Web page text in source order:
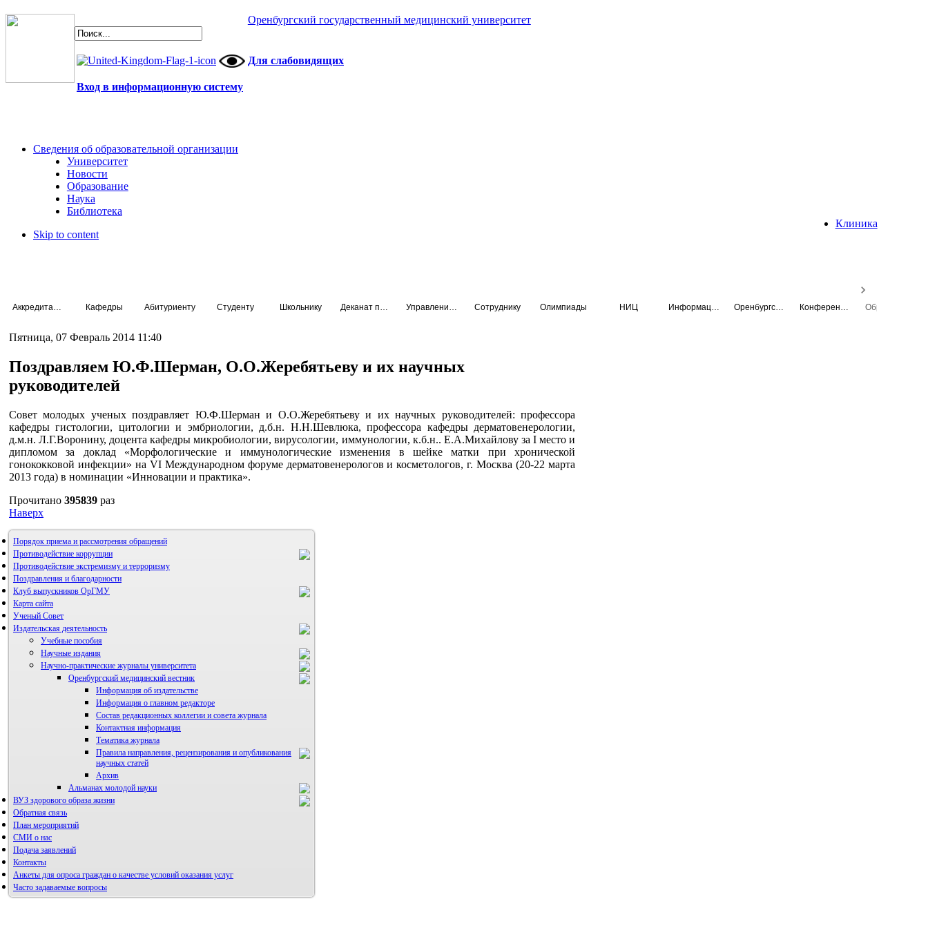
Оренбургский государственный медицинский университет
Для слабовидящих
Вход в информационную систему
Сведения об образовательной организации
Университет
Новости
Образование
Наука
Библиотека
Клиника
Skip to content
Кафедры Абитуриенту Студенту Школьнику Сотруднику Олимпиады НИЦ
Пятница, 07 Февраль 2014 11:40
Поздравляем Ю.Ф.Шерман, О.О.Жеребятьеву и их научных
руководителей
Совет молодых ученых поздравляет Ю.Ф.Шерман и О.О.Жеребятьеву и их научных руководителей: профессора
кафедры гистологии, цитологии и эмбриологии, д.б.н. Н.Н.Шевлюка, профессора кафедры дерматовенерологии,
д.м.н. Л.Г.Воронину, доцента кафедры микробиологии, вирусологии, иммунологии, к.б.н.. Е.А.Михайлову за I место и
дипломом за доклад «Морфологические и иммунологические изменения в шейке матки при хронической
гонококковой инфекции» на VI Международном форуме дерматовенерологов и косметологов, г. Москва (20-22 марта
2013 года) в номинации «Инновации и практика».
Прочитано 395839 раз
Наверх
Порядок приема и рассмотрения обращений
Противодействие коррупции
Противодействие экстремизму и терроризму
Поздравления и благодарности
Клуб выпускников ОрГМУ
Карта сайта
Ученый Совет
Издательская деятельность
Учебные пособия
Научные издания
Научно-практические журналы университета
Оренбургский медицинский вестник
Информация об издательстве
Информация о главном редакторе
Состав редакционных коллегии и совета журнала
Контактная информация
Тематика журнала
Правила направления, рецензирования и опубликования
научных статей
Архив
Альманах молодой науки
Редакция журнала
ВУЗ здорового образа жизни
Фотогалерея
Обратная связь
План мероприятий
СМИ о нас
Подача заявлений
Контакты
Анкеты для опроса граждан о качестве условий оказания услуг
Часто задаваемые вопросы